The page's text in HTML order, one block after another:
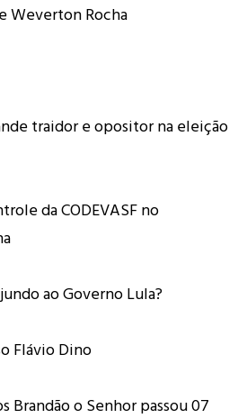
Weverton Rocha
traidor e opositor na eleição
da CODEVASF no
ao Governo Lula?
Flávio Dino
Brandão o Senhor passou 07